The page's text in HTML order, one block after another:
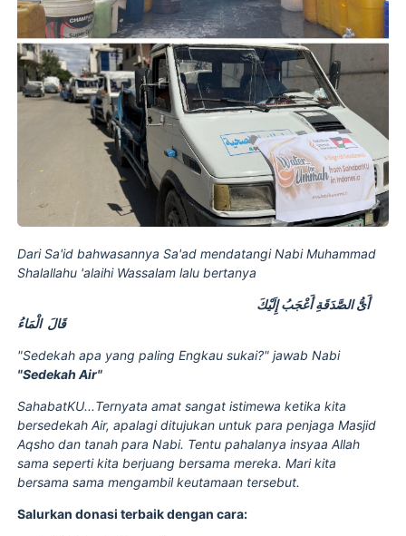
Dari Sa'id bahwasannya Sa'ad mendatangi Nabi Muhammad
Shalallahu 'alaihi Wassalam lalu bertanya
أَىُّ الصَّدَقَةِ أَعْجَبُ إِلَيْكَ
قَالَ الْمَاءُ
"Sedekah apa yang paling Engkau sukai?" jawab Nabi
"Sedekah Air"
SahabatKU...Ternyata amat sangat istimewa ketika kita
bersedekah Air, apalagi ditujukan untuk para penjaga Masjid
Aqsho dan tanah para Nabi. Tentu pahalanya insyaa Allah
sama seperti kita berjuang bersama mereka. Mari kita
bersama sama mengambil keutamaan tersebut.
Salurkan donasi terbaik dengan cara: